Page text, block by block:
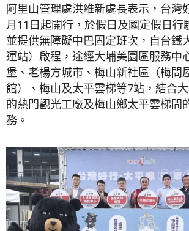
阿里山管理處洪維新處長表示，台灣
月11日起開行，於假日及國定假日行
並提供無障礙中巴固定班次，自台鐵
運站）啟程，途經大埔美園區服務中
堡、老楊方城市、梅山新社區（梅問
館）、梅山及太平雲梯等7站，結合
的熱門觀光工廠及梅山鄉太平雲梯間
務。